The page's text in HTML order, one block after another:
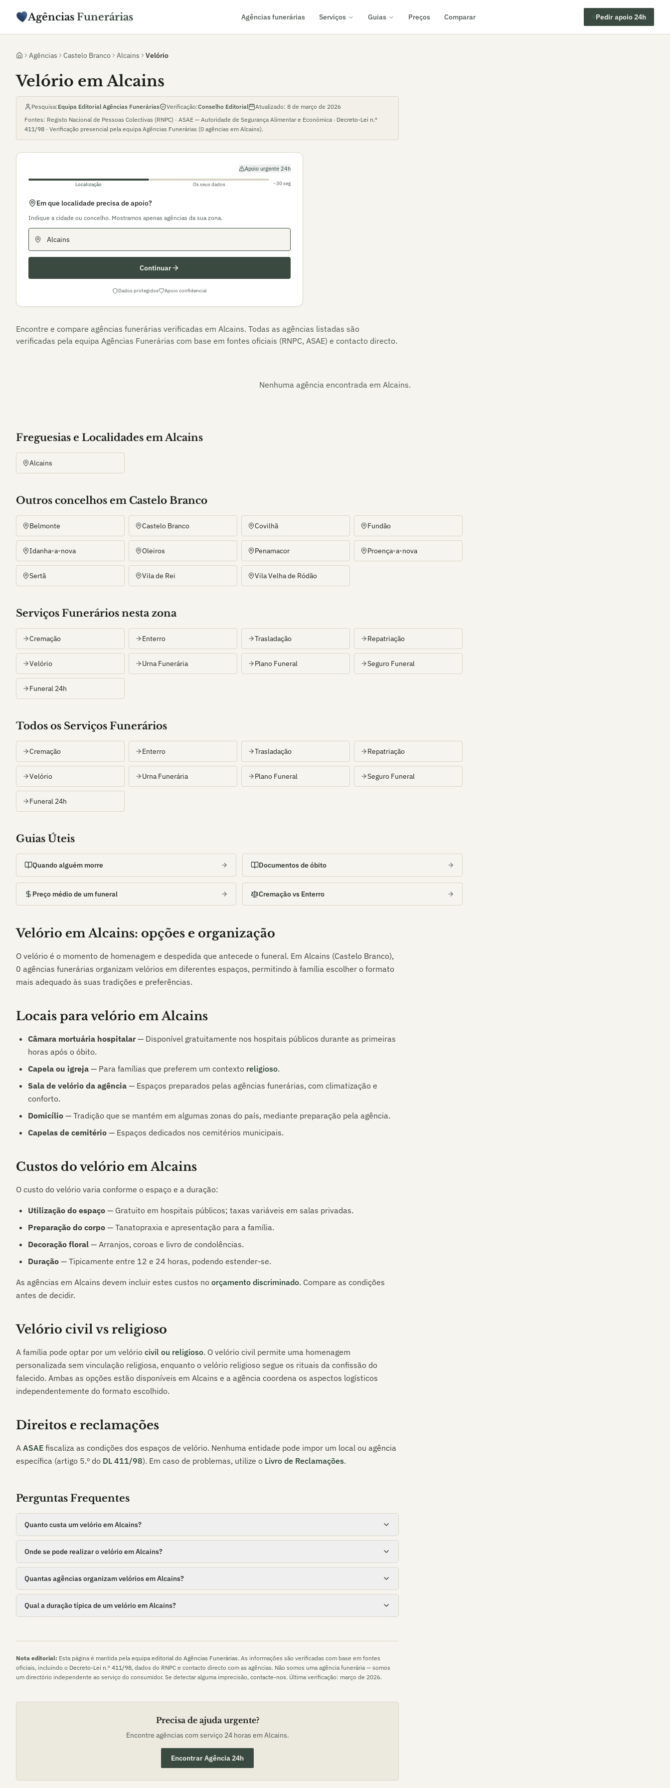
Agências Funerárias Agências funerárias Serviços Guias Preços Comparar Pedir apoio 24h
Agências Castelo Branco Alcains Velório
Velório em Alcains
Pesquisa:Equipa Editorial Agências Funerárias Verificação:Conselho Editorial Atualizado: 8 de março de 2026
Fontes: Registo Nacional de Pessoas Colectivas (RNPC) · ASAE — Autoridade de Segurança Alimentar e Económica · Decreto-Lei n.º
411/98 · Verificação presencial pela equipa Agências Funerárias (0 agências em Alcains).
Apoio urgente 24h
Localização Os seus dados ~30 seg
Em que localidade precisa de apoio?
Indique a cidade ou concelho. Mostramos apenas agências da sua zona.
Continuar
Dados protegidos Apoio confidencial
Encontre e compare agências funerárias verificadas em Alcains. Todas as agências listadas são
verificadas pela equipa Agências Funerárias com base em fontes oficiais (RNPC, ASAE) e contacto directo.
Nenhuma agência encontrada em Alcains.
Freguesias e Localidades emAlcains
Alcains
Outros concelhos em Castelo Branco
Belmonte Castelo Branco Covilhã Fundão
Idanha-a-nova Oleiros Penamacor Proença-a-nova
Sertã Vila de Rei Vila Velha de Ródão
Serviços Funerários nesta zona
Cremação Enterro Trasladação Repatriação
Velório Urna Funerária Plano Funeral Seguro Funeral
Funeral 24h
Todos os Serviços Funerários
Cremação Enterro Trasladação Repatriação
Velório Urna Funerária Plano Funeral Seguro Funeral
Funeral 24h
Guias Úteis
Quando alguém morre Documentos de óbito
Preço médio de um funeral Cremação vs Enterro
Velório emAlcains: opções e organização
O velório é o momento de homenagem e despedida que antecede o funeral. Em Alcains (Castelo Branco),
0 agências funerárias organizam velórios em diferentes espaços, permitindo à família escolher o formato
mais adequado às suas tradições e preferências.
Locais para velório emAlcains
Câmara mortuária hospitalar — Disponível gratuitamente nos hospitais públicos durante as primeiras
horas após o óbito.
Capela ou igreja — Para famílias que preferem um contexto religioso.
Sala de velório da agência — Espaços preparados pelas agências funerárias, com climatização e
conforto.
Domicílio — Tradição que se mantém em algumas zonas do país, mediante preparação pela agência.
Capelas de cemitério — Espaços dedicados nos cemitérios municipais.
Custos do velório emAlcains
O custo do velório varia conforme o espaço e a duração:
Utilização do espaço — Gratuito em hospitais públicos; taxas variáveis em salas privadas.
Preparação do corpo — Tanatopraxia e apresentação para a família.
Decoração floral — Arranjos, coroas e livro de condolências.
Duração — Tipicamente entre 12 e 24 horas, podendo estender-se.
As agências em Alcains devem incluir estes custos no orçamento discriminado. Compare as condições
antes de decidir.
Velório civil vs religioso
A família pode optar por um velório civil ou religioso. O velório civil permite uma homenagem
personalizada sem vinculação religiosa, enquanto o velório religioso segue os rituais da confissão do
falecido. Ambas as opções estão disponíveis em Alcains e a agência coordena os aspectos logísticos
independentemente do formato escolhido.
Direitos e reclamações
A ASAE fiscaliza as condições dos espaços de velório. Nenhuma entidade pode impor um local ou agência
específica (artigo 5.º do DL 411/98). Em caso de problemas, utilize o Livro de Reclamações.
Perguntas Frequentes
Quanto custa um velório em Alcains?
Onde se pode realizar o velório em Alcains?
Quantas agências organizam velórios em Alcains?
Qual a duração típica de um velório em Alcains?
Nota editorial: Esta página é mantida pela equipa editorial do Agências Funerárias. As informações são verificadas com base em fontes
oficiais, incluindo o Decreto-Lei n.º 411/98, dados do RNPC e contacto directo com as agências. Não somos uma agência funerária — somos
um directório independente ao serviço do consumidor. Se detectar alguma imprecisão, contacte-nos. Última verificação: março de 2026.
Precisa de ajuda urgente?
Encontre agências com serviço 24 horas em Alcains.
Encontrar Agência 24h